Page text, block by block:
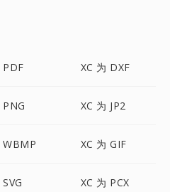
PDF XC 为 DXF
PNG XC 为 JP2
WBMP XC 为 GIF
XC 为 PCX